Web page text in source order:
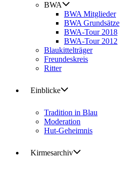
BWA
BWA Mitglieder
BWA Grundsätze
BWA-Tour 2018
BWA-Tour 2012
Blaukittelträger
Freundeskreis
Ritter
Einblicke
Tradition in Blau
Moderation
Hut-Geheimnis
Kirmesarchiv